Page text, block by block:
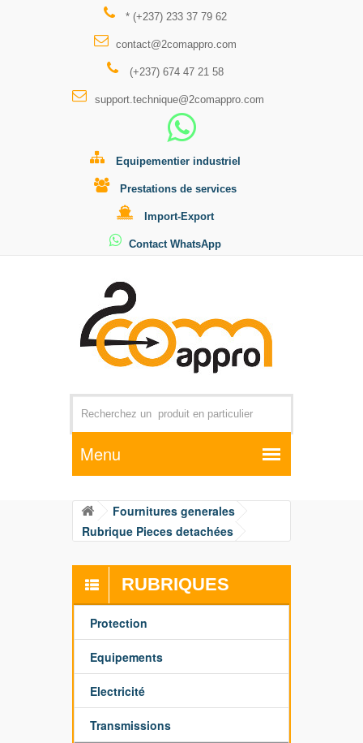
* (+237) 233 37 79 62
contact@2comappro.com
(+237) 674 47 21 58
support.technique@2comappro.com
Equipementier industriel
Prestations de services
Import-Export
Contact WhatsApp
Par exemple +distributeur +CD01
Fournitures generales
Rubrique Pieces detachées
RUBRIQUES
Protection
Equipements
Electricité
Transmissions